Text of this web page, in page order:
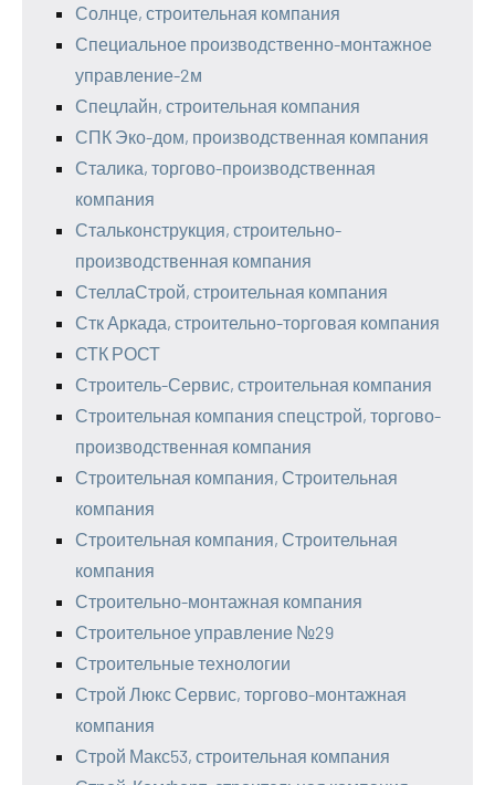
Солнце, строительная компания
Специальное производственно-монтажное
управление-2м
Спецлайн, строительная компания
СПК Эко-дом, производственная компания
Сталика, торгово-производственная
компания
Стальконструкция, строительно-
производственная компания
СтеллаСтрой, строительная компания
Стк Аркада, строительно-торговая компания
СТК РОСТ
Строитель-Сервис, строительная компания
Строительная компания спецстрой, торгово-
производственная компания
Строительная компания, Строительная
компания
Строительная компания, Строительная
компания
Строительно-монтажная компания
Строительное управление №29
Строительные технологии
Строй Люкс Сервис, торгово-монтажная
компания
Строй Макс53, строительная компания